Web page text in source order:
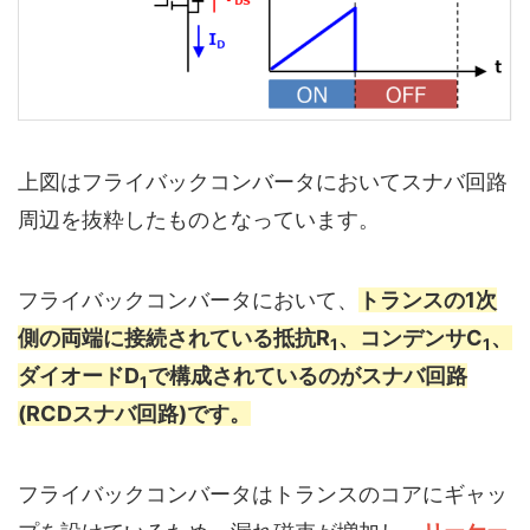
上図はフライバックコンバータにおいてスナバ回路
周辺を抜粋したものとなっています。
フライバックコンバータにおいて、
トランスの1次
側の両端に接続されている抵抗R1 、コンデンサC1 、
ダイオードD1で構成されているのがスナバ回路
(RCDスナバ回路)です。
フライバックコンバータはトランスのコアにギャッ